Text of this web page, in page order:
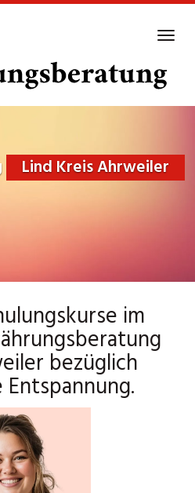
Lind Kreis Ahrweiler
im
bezüglich